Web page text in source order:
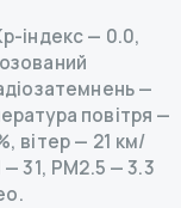
індекс— 0.0,
—
повітря —
вітер — 21 км/
— 31, PM2.5 — 3.3